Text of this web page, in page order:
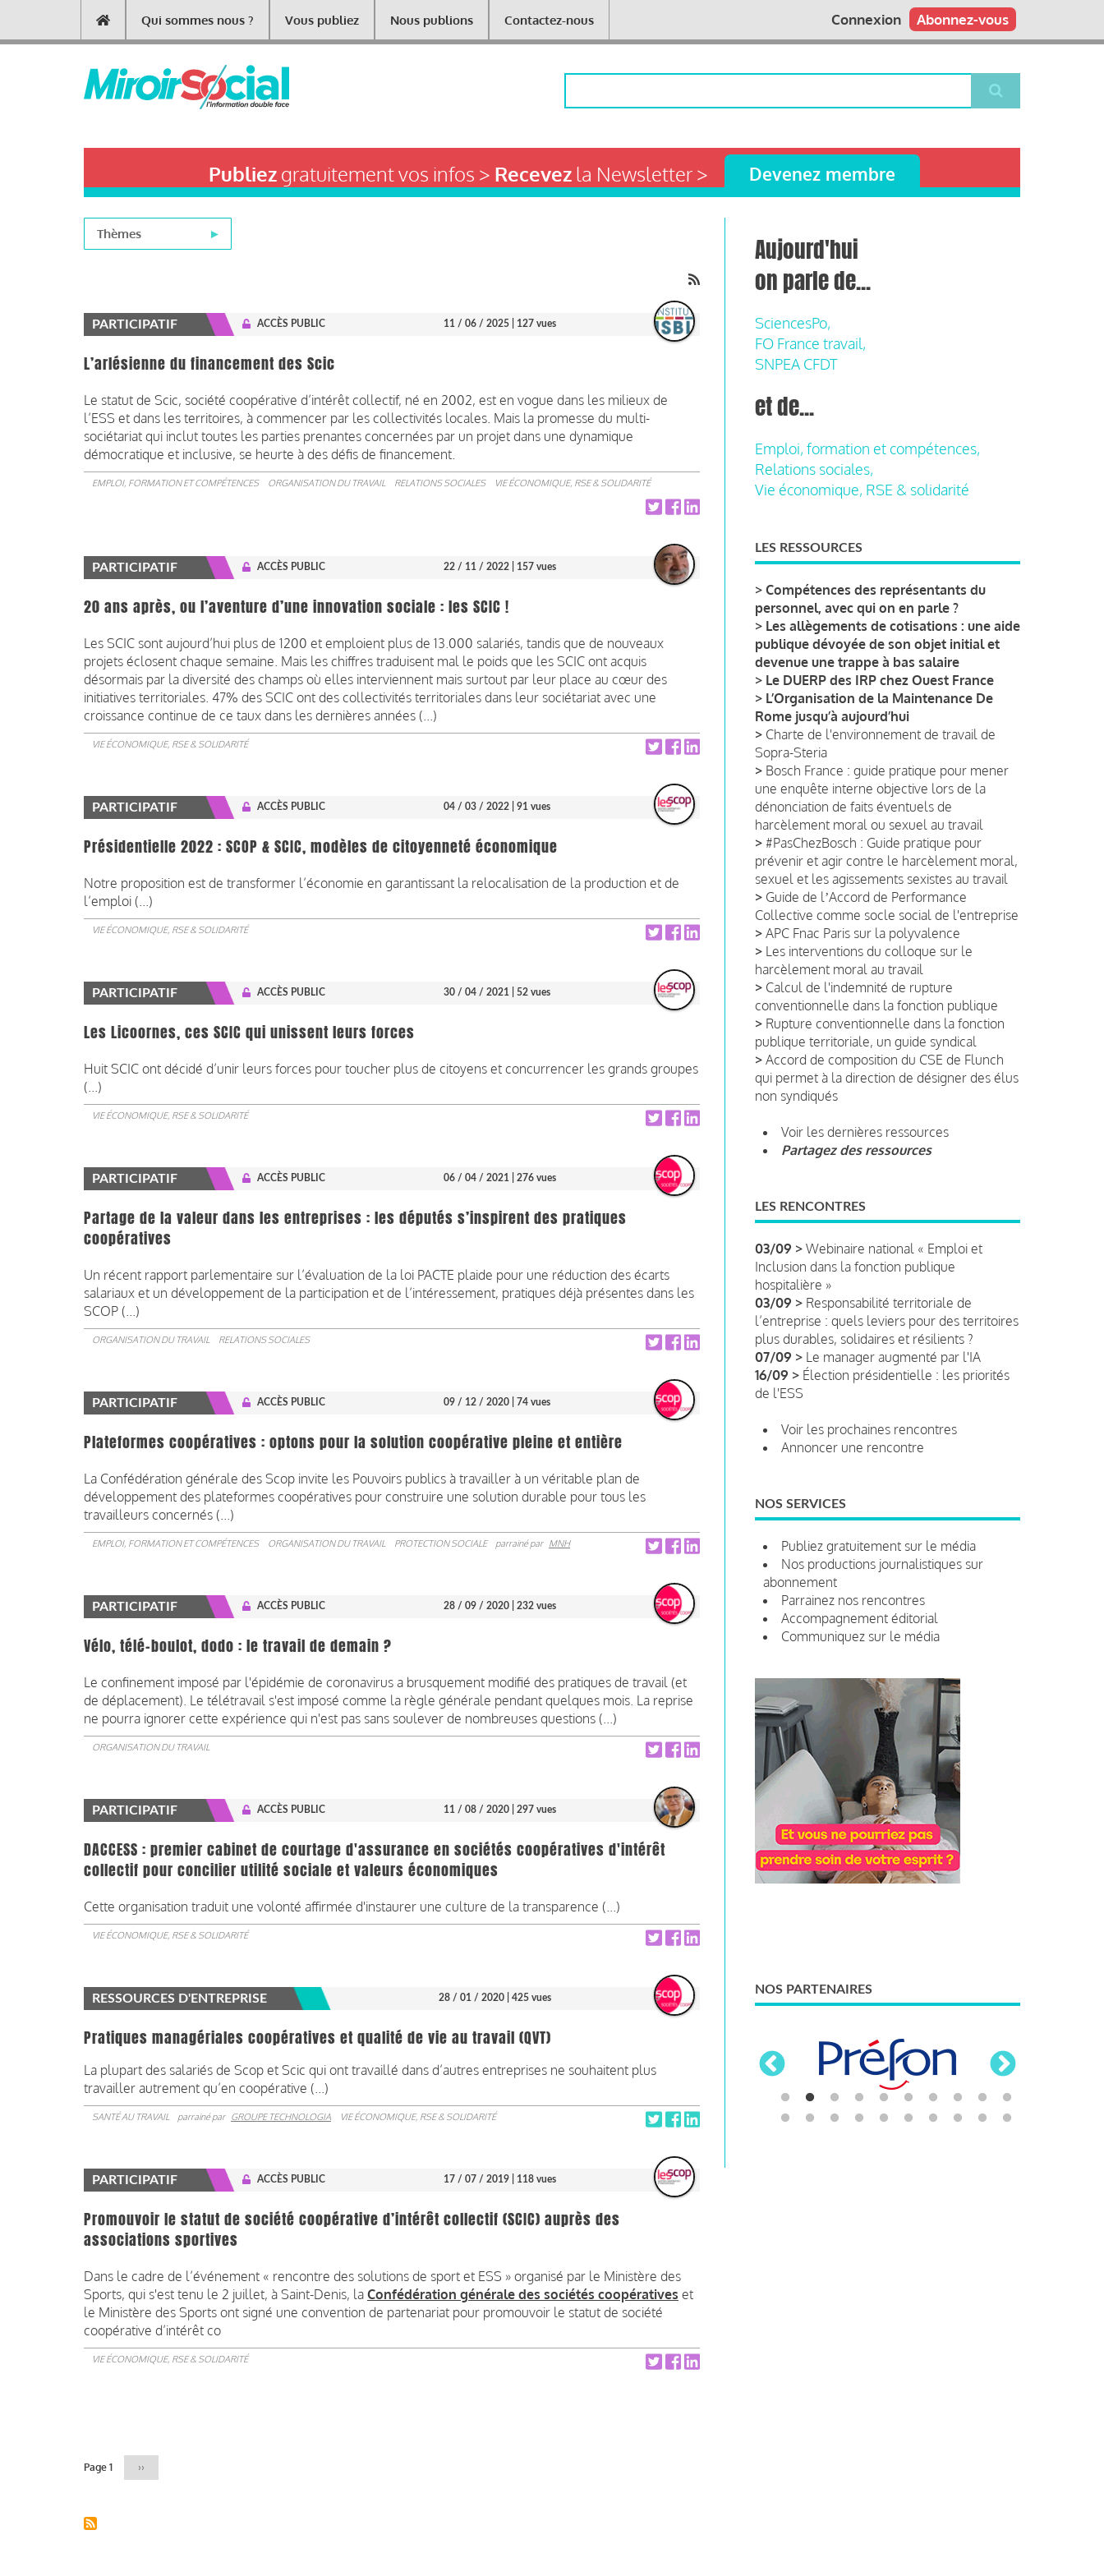
contenu
Main
navigation
Qui sommes nous ? Vous publiez Nous publions Contactez-nous Abonnez-vous
Connexion
Publiezgratuitement vos infos > Recevezla Newsletter > Devenez membre
Thèmes
PARTICIPATIF ACCÈS PUBLIC 11 / 06 / 2025 | 127 vues
L’arlésienne du financement des Scic
Le statut de Scic, société coopérative d’intérêt collectif, né en 2002, est en vogue dans les milieux de
l’ESS et dans les territoires, à commencer par les collectivités locales. Mais la promesse du multi-
sociétariat qui inclut toutes les parties prenantes concernées par un projet dans une dynamique
démocratique et inclusive, se heurte à des défis de financement.
EMPLOI, FORMATION ET COMPÉTENCES ORGANISATION DU TRAVAIL RELATIONS SOCIALES VIE ÉCONOMIQUE, RSE & SOLIDARITÉ
PARTICIPATIF ACCÈS PUBLIC 22 / 11 / 2022 | 157 vues
20 ans après, ou l’aventure d’une innovation sociale : les SCIC !
Les SCIC sont aujourd’hui plus de 1200 et emploient plus de 13.000 salariés, tandis que de nouveaux
projets éclosent chaque semaine. Mais les chiffres traduisent mal le poids que les SCIC ont acquis
désormais par la diversité des champs où elles interviennent mais surtout par leur place au cœur des
initiatives territoriales. 47% des SCIC ont des collectivités territoriales dans leur sociétariat avec une
croissance continue de ce taux dans les dernières années (...)
VIE ÉCONOMIQUE, RSE & SOLIDARITÉ
PARTICIPATIF ACCÈS PUBLIC 04 / 03 / 2022 | 91 vues
Présidentielle 2022 : SCOP & SCIC, modèles de citoyenneté économique
​​​​​​​Notre proposition est de transformer l’économie en garantissant la relocalisation de la production et de
l’emploi (...)
VIE ÉCONOMIQUE, RSE & SOLIDARITÉ
PARTICIPATIF ACCÈS PUBLIC 30 / 04 / 2021 | 52 vues
Les Licoornes, ces SCIC qui unissent leurs forces
Huit SCIC ont décidé d’unir leurs forces pour toucher plus de citoyens et concurrencer les grands groupes
(...)
VIE ÉCONOMIQUE, RSE & SOLIDARITÉ
PARTICIPATIF ACCÈS PUBLIC 06 / 04 / 2021 | 276 vues
Partage de la valeur dans les entreprises : les députés s’inspirent des pratiques
coopératives
Un récent rapport parlementaire sur l’évaluation de la loi PACTE plaide pour une réduction des écarts
salariaux et un développement de la participation et de l’intéressement, pratiques déjà présentes dans les
SCOP (...)
ORGANISATION DU TRAVAIL RELATIONS SOCIALES
PARTICIPATIF ACCÈS PUBLIC 09 / 12 / 2020 | 74 vues
Plateformes coopératives : optons pour la solution coopérative pleine et entière
La Confédération générale des Scop invite les Pouvoirs publics à travailler à un véritable plan de
développement des plateformes coopératives pour construire une solution durable pour tous les
travailleurs concernés (...)
EMPLOI, FORMATION ET COMPÉTENCES ORGANISATION DU TRAVAIL PROTECTION SOCIALE parrainé par MNH
PARTICIPATIF ACCÈS PUBLIC 28 / 09 / 2020 | 232 vues
Vélo, télé-boulot, dodo : le travail de demain ?
Le confinement imposé par l'épidémie de coronavirus a brusquement modifié des pratiques de travail (et
de déplacement). Le télétravail s'est imposé comme la règle générale pendant quelques mois. La reprise
ne pourra ignorer cette expérience qui n'est pas sans soulever de nombreuses questions (...)
ORGANISATION DU TRAVAIL
PARTICIPATIF ACCÈS PUBLIC 11 / 08 / 2020 | 297 vues
DACCESS : premier cabinet de courtage d'assurance en sociétés coopératives d'intérêt
collectif pour concilier utilité sociale et valeurs économiques
Cette organisation traduit une volonté affirmée d'instaurer une culture de la transparence (...)
VIE ÉCONOMIQUE, RSE & SOLIDARITÉ
RESSOURCES D'ENTREPRISE 28 / 01 / 2020 | 425 vues
Pratiques managériales coopératives et qualité de vie au travail (QVT)
La plupart des salariés de Scop et Scic qui ont travaillé dans d’autres entreprises ne souhaitent plus
travailler autrement qu’en coopérative (...)
SANTÉ AU TRAVAIL parrainé par GROUPE TECHNOLOGIA VIE ÉCONOMIQUE, RSE & SOLIDARITÉ
PARTICIPATIF ACCÈS PUBLIC 17 / 07 / 2019 | 118 vues
Promouvoir le statut de société coopérative d’intérêt collectif (SCIC) auprès des
associations sportives
Dans le cadre de l’événement « rencontre des solutions de sport et ESS » organisé par le Ministère des
Sports, qui s'est tenu le 2 juillet, à Saint-Denis, la Confédération générale des sociétés coopératives et
le Ministère des Sports ont signé une convention de partenariat pour promouvoir le statut de société
coopérative d’intérêt co
VIE ÉCONOMIQUE, RSE & SOLIDARITÉ
Page 1
Page
suivante
››
Aujourd'hui
on parle de...
SciencesPo,
FO France travail,
SNPEA CFDT
et de...
Emploi, formation et compétences,
Relations sociales,
Vie économique, RSE & solidarité
LES RESSOURCES
> Compétences des représentants du
personnel, avec qui on en parle ?
> Les allègements de cotisations : une aide
publique dévoyée de son objet initial et
devenue une trappe à bas salaire
> Le DUERP des IRP chez Ouest France
> L’Organisation de la Maintenance De
Rome jusqu’à aujourd’hui
> Charte de l'environnement de travail de
Sopra-Steria
> Bosch France : guide pratique pour mener
une enquête interne objective lors de la
dénonciation de faits éventuels de
harcèlement moral ou sexuel au travail
> #PasChezBosch : Guide pratique pour
prévenir et agir contre le harcèlement moral,
sexuel et les agissements sexistes au travail
> Guide de lʼAccord de Performance
Collective comme socle social de l'entreprise
> APC Fnac Paris sur la polyvalence
> Les interventions du colloque sur le
harcèlement moral au travail
> Calcul de l'indemnité de rupture
conventionnelle dans la fonction publique
> Rupture conventionnelle dans la fonction
publique territoriale, un guide syndical
> Accord de composition du CSE de Flunch
qui permet à la direction de désigner des élus
non syndiqués
Voir les dernières ressources
Partagez des ressources
LES RENCONTRES
03/09 > Webinaire national « Emploi et
Inclusion dans la fonction publique
hospitalière »
03/09 > Responsabilité territoriale de
l’entreprise : quels leviers pour des territoires
plus durables, solidaires et résilients ?
07/09 > Le manager augmenté par l'IA
16/09 > Élection présidentielle : les priorités
de l'ESS
Voir les prochaines rencontres
Annoncer une rencontre
NOS SERVICES
Publiez gratuitement sur le média
Nos productions journalistiques sur
abonnement
Parrainez nos rencontres
Accompagnement éditorial
Communiquez sur le média
NOS PARTENAIRES